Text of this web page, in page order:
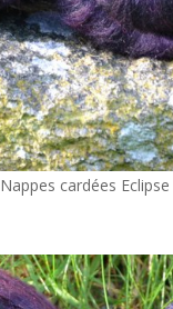
Nappes cardées Eclipse